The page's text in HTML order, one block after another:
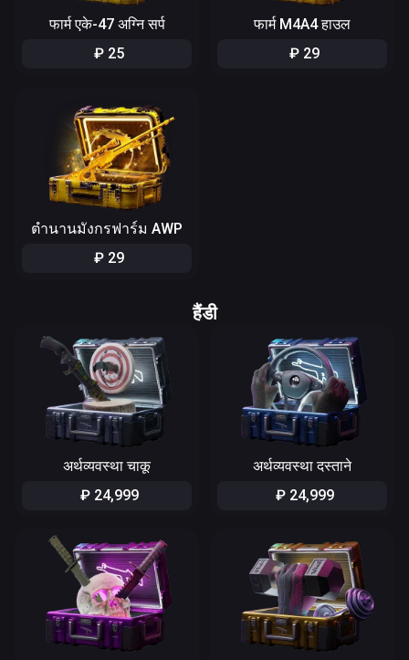
फार्म एके-47 अग्नि सर्प
₽ 25
फार्म M4A4 हाउल
₽ 29
ตำนานมังกรฟาร์ม AWP
₽ 29
हैंडी
अर्थव्यवस्था चाकू
₽ 24,999
अर्थव्यवस्था दस्ताने
₽ 24,999